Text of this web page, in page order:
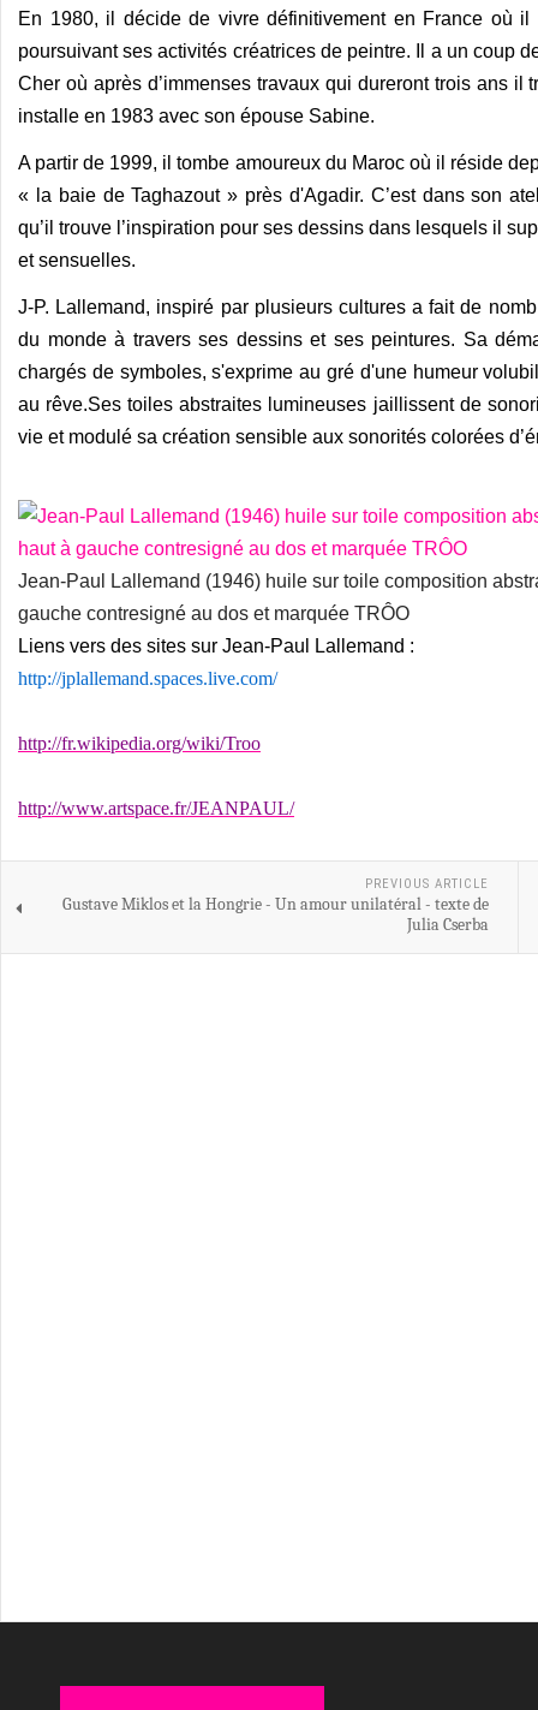
En 1980, il décide de vivre définitivement en France où
poursuivant ses activités créatrices de peintre. Il a un coup
Cher où après d’immenses travaux qui dureront trois ans il
installe en 1983 avec son épouse Sabine.
A partir de 1999, il tombe amoureux du Maroc où il réside
« la baie de Taghazout » près d'Agadir. C’est dans son
qu’il trouve l’inspiration pour ses dessins dans lesquels il
et sensuelles.
J-P. Lallemand, inspiré par plusieurs cultures a fait de
du monde à travers ses dessins et ses peintures. Sa
chargés de symboles, s'exprime au gré d'une humeur
au rêve.Ses toiles abstraites lumineuses jaillissent de
vie et modulé sa création sensible aux sonorités colorées
Jean-Paul Lallemand (1946) huile sur toile composition
gauche contresigné au dos et marquée TRÔO
Liens vers des sites sur Jean-Paul Lallemand :
http://jplallemand.spaces.live.com/
http://fr.wikipedia.org/wiki/Troo
http://www.artspace.fr/JEANPAUL/
PREVIOUS ARTICLE
Gustave Miklos et la Hongrie - Un amour unilatéral - texte de
Julia Cserba